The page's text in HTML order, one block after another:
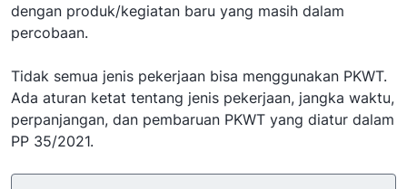
dengan produk/kegiatan baru yang masih dalam
percobaan.
Tidak semua jenis pekerjaan bisa menggunakan PKWT.
Ada aturan ketat tentang jenis pekerjaan, jangka waktu,
perpanjangan, dan pembaruan PKWT yang diatur dalam
PP 35/2021.